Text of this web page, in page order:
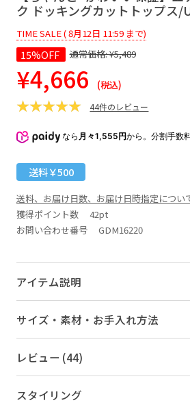
ク ドッキングカットトップス/
TIME SALE ( 8月12日 11:59 まで)
15%OFF 通常価格:¥5,489
¥4,666 (税込)
44件のレビュー
なら 月々1,555円から。分割手数
送料￥500
送料、お届け日数、お届け日時指定につい
獲得ポイント数 42pt
お問い合わせ番号 GDM16220
アイテム説明
サイズ・素材・お手入れ方法
レビュー (44)
スタイリング